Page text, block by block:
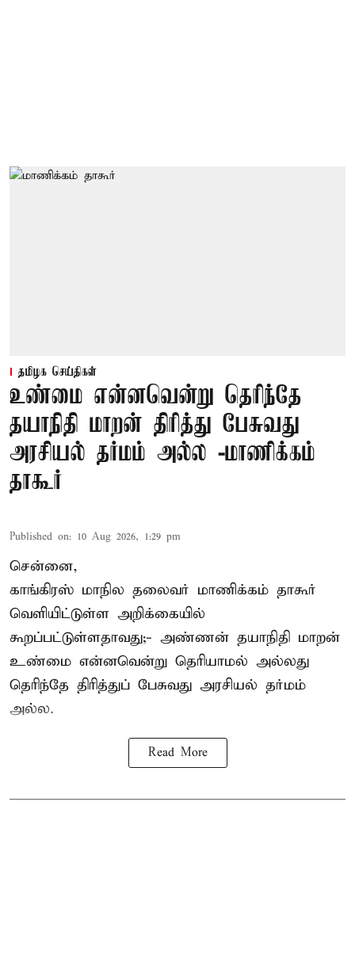
தமிழக செய்திகள்
உண்மை என்னவென்று தெரிந்தே
தயாநிதி மாறன் திரித்து பேசுவது
அரசியல் தர்மம் அல்ல -மாணிக்கம்
தாகூர்
Published on: 10 Aug 2026, 1:29 pm
சென்னை,
காங்கிரஸ் மாநில தலைவர் மாணிக்கம் தாகூர்
வெளியிட்டுள்ள அறிக்கையில்
கூறப்பட்டுள்ளதாவது;- அண்ணன் தயாநிதி மாறன்
உண்மை என்னவென்று தெரியாமல் அல்லது
தெரிந்தே திரித்துப் பேசுவது அரசியல் தர்மம்
அல்ல.
Read More